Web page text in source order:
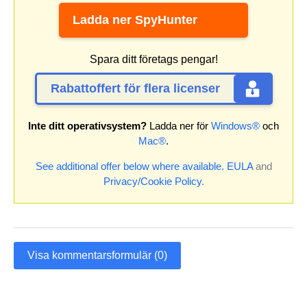
Ladda ner SpyHunter
Spara ditt företags pengar!
Rabattoffert för flera licenser
Inte ditt operativsystem? Ladda ner för Windows® och
Mac®.
See additional offer below where available. EULAand
Privacy/Cookie Policy.
Visa kommentarsformulär (0)